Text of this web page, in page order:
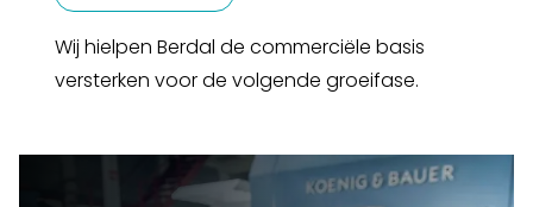
Wij hielpen Berdal de commerciële basis
versterken voor de volgende groeifase.